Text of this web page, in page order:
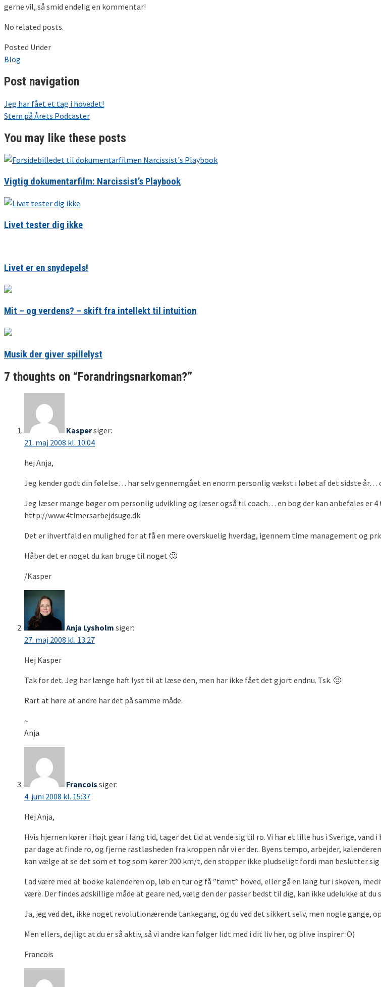
gerne vil, så smid endelig en kommentar!
No related posts.
Posted Under
Blog
Post navigation
Jeg har fået et tag i hovedet!
Stem på Årets Podcaster
You may like these posts
Vigtig dokumentarfilm: Narcissist’s Playbook
Livet tester dig ikke
Livet er en snydepels!
Mit – og verdens? – skift fra intellekt til intuition
Musik der giver spillelyst
7 thoughts on “Forandringsnarkoman?”
Kaspersiger:
21. maj 2008 kl. 10:04
hej Anja,
Jeg kender godt din følelse… har selv gennemgået en enorm personlig vækst i løbet af det sidste
Jeg læser mange bøger om personlig udvikling og læser også til coach… en bog der kan anbefales er 4
http://www.4timersarbejdsuge.dk
Det er ihvertfald en mulighed for at få en mere overskuelig hverdag, igennem time management og
Håber det er noget du kan bruge til noget 🙂
/Kasper
Anja Lysholm siger:
27. maj 2008 kl. 13:27
Hej Kasper
Tak for det. Jeg har længe haft lyst til at læse den, men har ikke fået det gjort endnu. Tsk. 🙂
Rart at høre at andre har det på samme måde.
~
Anja
Francois siger:
4. juni 2008 kl. 15:37
Hej Anja,
Hvis hjernen kører i højt gear i lang tid, tager det tid at vende sig til ro. Vi har et lille hus i Sverige,
par dage at finde ro, og fjerne rastløsheden fra kroppen når vi er der.. Byens tempo, arbejder,
kan vælge at se det som et tog som kører 200 km/t, den stopper ikke pludseligt fordi man beslutter
Lad være med at booke kalenderen op, løb en tur og få ”tømt” hoved, eller gå en lang tur i skoven,
være. Der findes adskillige måde at geare ned, vælg den der passer bedst til dig, kan ikke udelukke at du
Ja, jeg ved det, ikke noget revolutionærende tankegang, og du ved det sikkert selv, men nogle gange,
Men ellers, dejligt at du er så aktiv, så vi andre kan følger lidt med i dit liv her, og blive inspirer :O)
Francois